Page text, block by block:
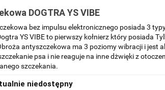
DOGTRA YS VIBE
bez impulsu elektronicznego posiada 3
YS VIBE to pierwszy kołnierz który posiada
antyszczekowa ma 3 poziomy wibracji i jest
psa i nie reaguje na inne dżwięki z
szczekania.
niedostępny